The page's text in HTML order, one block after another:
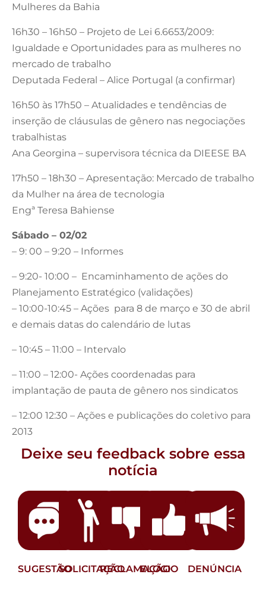
Mulheres da Bahia
16h30 – 16h50 – Projeto de Lei 6.6653/2009:
Igualdade e Oportunidades para as mulheres no
mercado de trabalho
Deputada Federal – Alice Portugal (a confirmar)
16h50 às 17h50 – Atualidades e tendências de
inserção de cláusulas de gênero nas negociações
trabalhistas
Ana Georgina – supervisora técnica da DIEESE BA
17h50 – 18h30 – Apresentação: Mercado de trabalho
da Mulher na área de tecnologia
Engª Teresa Bahiense
Sábado – 02/02
– 9: 00 – 9:20 – Informes
– 9:20- 10:00 – Encaminhamento de ações do
Planejamento Estratégico (validações)
– 10:00-10:45 – Ações para 8 de março e 30 de abril
e demais datas do calendário de lutas
– 10:45 – 11:00 – Intervalo
– 11:00 – 12:00- Ações coordenadas para
implantação de pauta de gênero nos sindicatos
– 12:00 12:30 – Ações e publicações do coletivo para
2013
Deixe seu feedback sobre essa
notícia
SUGESTÃOSOLICITAÇÃORECLAMAÇÃO
ELOGIO DENÚNCIA